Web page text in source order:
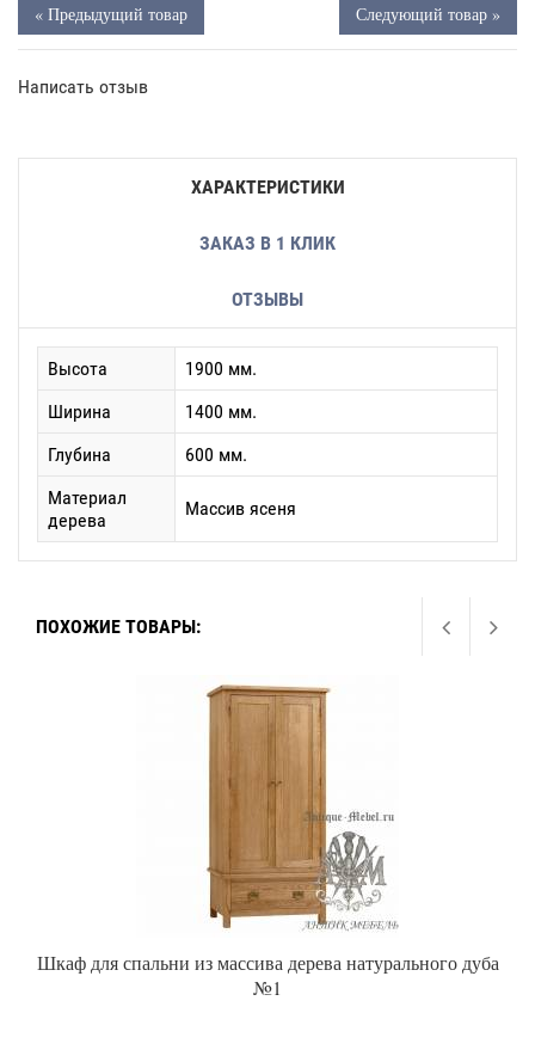
« Предыдущий товар Следующий товар »
Написать отзыв
ХАРАКТЕРИСТИКИ
ЗАКАЗ В 1 КЛИК
ОТЗЫВЫ
Высота
1900 мм.
Ширина
1400 мм.
Глубина
600 мм.
Материал
дерева
Массив ясеня
ПОХОЖИЕ ТОВАРЫ:
Шкаф для спальни из массива дерева натурального дуба
№1